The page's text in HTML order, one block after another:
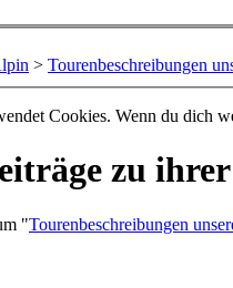
> Tourenbeschreibungen
Cookies. Wenn du dich
zu
"Tourenbeschreibungen